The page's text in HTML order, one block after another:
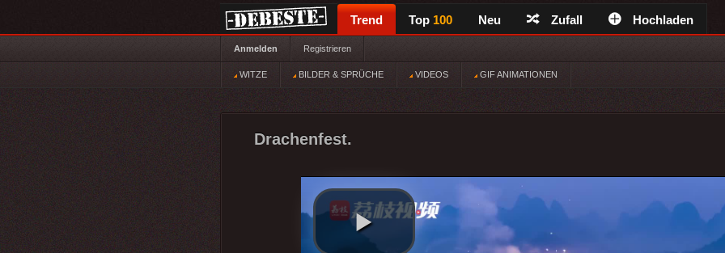
Trend Top 100 Neu Zufall Hochladen
Anmelden Registrieren
WITZE BILDER & SPRÜCHE VIDEOS GIF ANIMATIONEN
Drachenfest.